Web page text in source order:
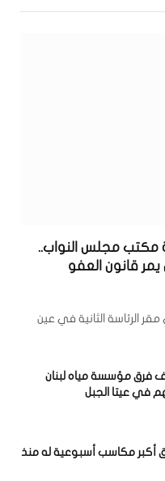
مكتب مجلس النواب..
قانون العفو
الرئاسة الثانية في عين
فرق مؤسسة مياه لبنان
في عيتا الجبل
أكبر مكاسب أسبوعية له منذ